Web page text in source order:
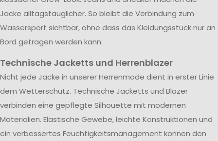
Jacke alltagstauglicher. So bleibt die Verbindung zum
Wassersport sichtbar, ohne dass das Kleidungsstück nur an
Bord getragen werden kann.
Technische Jacketts und Herrenblazer
Nicht jede Jacke in unserer Herrenmode dient in erster Linie
dem Wetterschutz. Technische Jacketts und Blazer
verbinden eine gepflegte Silhouette mit modernen
Materialien. Elastische Gewebe, leichte Konstruktionen und
ein verbessertes Feuchtigkeitsmanagement können den